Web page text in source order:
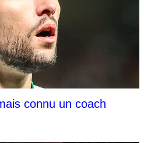
connu un coach